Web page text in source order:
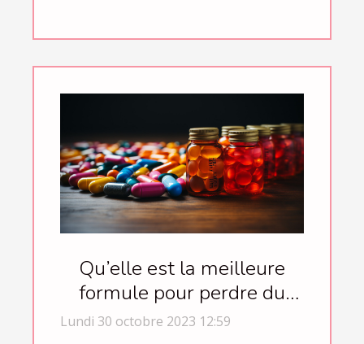
Qu’elle est la meilleure
formule pour perdre du
poids ?
Lundi 30 octobre 2023 12:59